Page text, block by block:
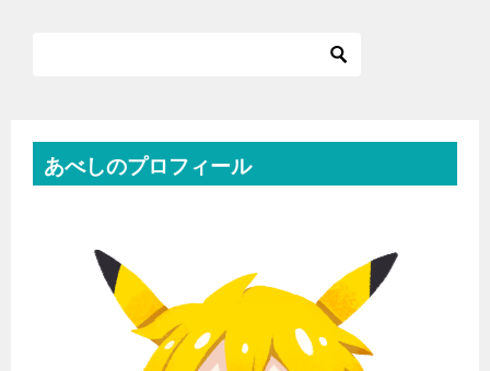
あべしのプロフィール